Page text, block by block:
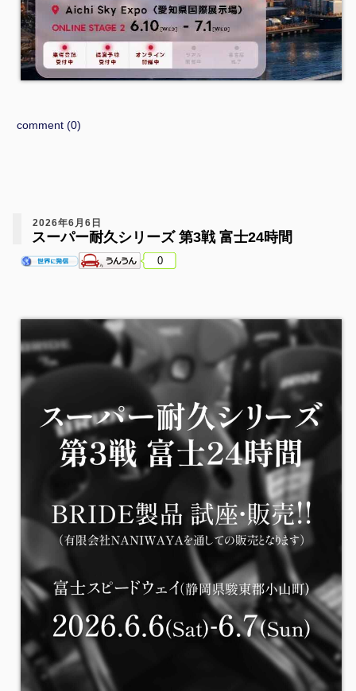
comment (0)
2026年6月6日
スーパー耐久シリーズ 第3戦 富士24時間
0